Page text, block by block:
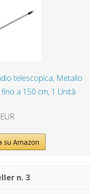
telescopica, Metallo
a 150 cm, 1 Unità
su Amazon
3